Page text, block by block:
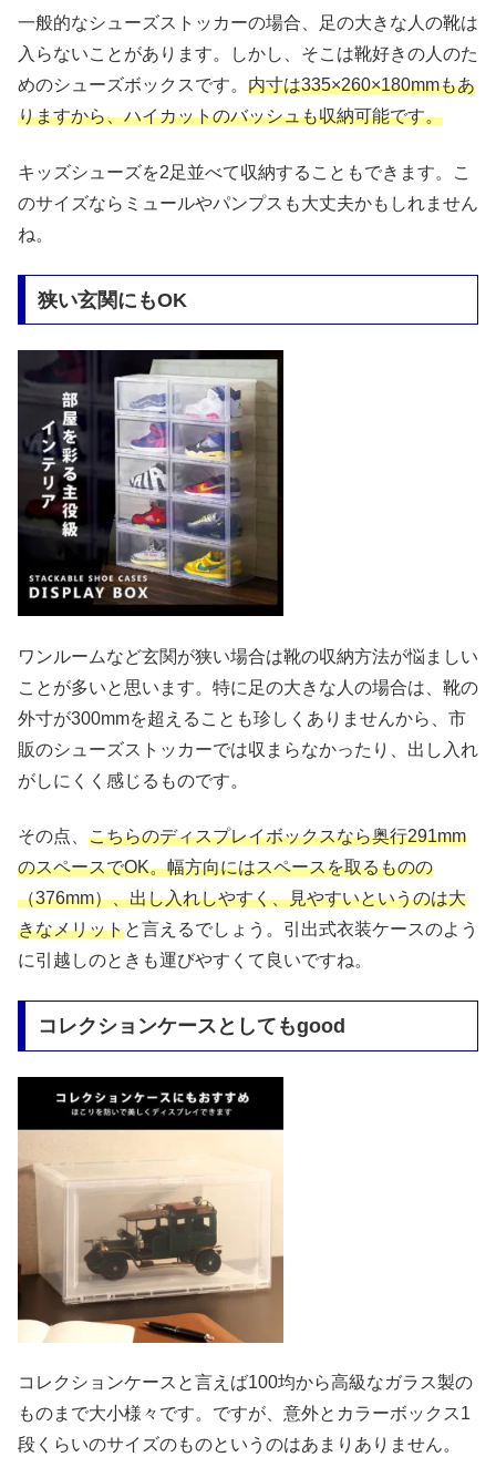
一般的なシューズストッカーの場合、足の大きな人の靴は
入らないことがあります。しかし、そこは靴好きの人のた
めのシューズボックスです。 内寸は335×260×180mmもあ
りますから、ハイカットのバッシュも収納可能です。
キッズシューズを2足並べて収納することもできます。こ
のサイズならミュールやパンプスも大丈夫かもしれません
ね。
狭い玄関にもOK
ワンルームなど玄関が狭い場合は靴の収納方法が悩ましい
ことが多いと思います。特に足の大きな人の場合は、靴の
外寸が300mmを超えることも珍しくありませんから、市
販のシューズストッカーでは収まらなかったり、出し入れ
がしにくく感じるものです。
その点、 こちらのディスプレイボックスなら奥行291mm
のスペースでOK。幅方向にはスペースを取るものの
（376mm）、出し入れしやすく、見やすいというのは大
きなメリットと言えるでしょう。引出式衣装ケースのよう
に引越しのときも運びやすくて良いですね。
コレクションケースとしてもgood
コレクションケースと言えば100均から高級なガラス製の
ものまで大小様々です。ですが、意外とカラーボックス1
段くらいのサイズのものというのはあまりありません。